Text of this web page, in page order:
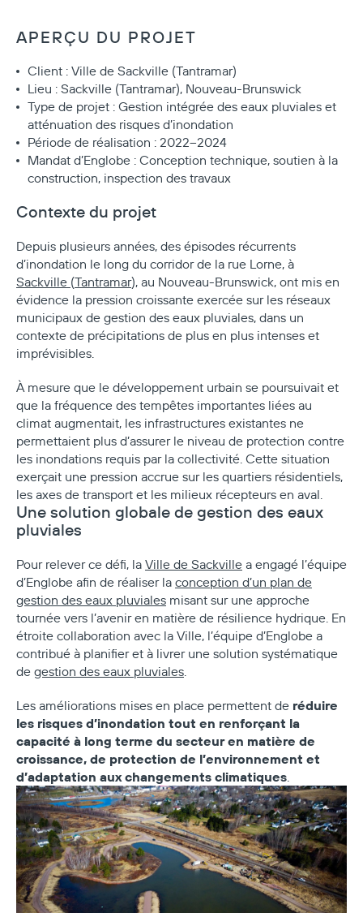
APERÇU DU PROJET
Client : Ville de Sackville (Tantramar)
Lieu : Sackville (Tantramar), Nouveau-Brunswick
Type de projet : Gestion intégrée des eaux pluviales et
atténuation des risques d’inondation
Période de réalisation : 2022–2024
Mandat d’Englobe : Conception technique, soutien à la
construction, inspection des travaux
Contexte du projet
Depuis plusieurs années, des épisodes récurrents
d’inondation le long du corridor de la rue Lorne, à
Sackville (Tantramar), au Nouveau-Brunswick, ont mis en
évidence la pression croissante exercée sur les réseaux
municipaux de gestion des eaux pluviales, dans un
contexte de précipitations de plus en plus intenses et
imprévisibles.
À mesure que le développement urbain se poursuivait et
que la fréquence des tempêtes importantes liées au
climat augmentait, les infrastructures existantes ne
permettaient plus d’assurer le niveau de protection contre
les inondations requis par la collectivité. Cette situation
exerçait une pression accrue sur les quartiers résidentiels,
les axes de transport et les milieux récepteurs en aval.
Une solution globale de gestion des eaux
pluviales
Pour relever ce défi, la Ville de Sackville a engagé l’équipe
d’Englobe afin de réaliser la conception d’un plan de
gestion des eaux pluviales misant sur une approche
tournée vers l’avenir en matière de résilience hydrique. En
étroite collaboration avec la Ville, l’équipe d’Englobe a
contribué à planifier et à livrer une solution systématique
de gestion des eaux pluviales.
Les améliorations mises en place permettent de réduire
les risques d’inondation tout en renforçant la
capacité à long terme du secteur en matière de
croissance, de protection de l’environnement et
d’adaptation aux changements climatiques.